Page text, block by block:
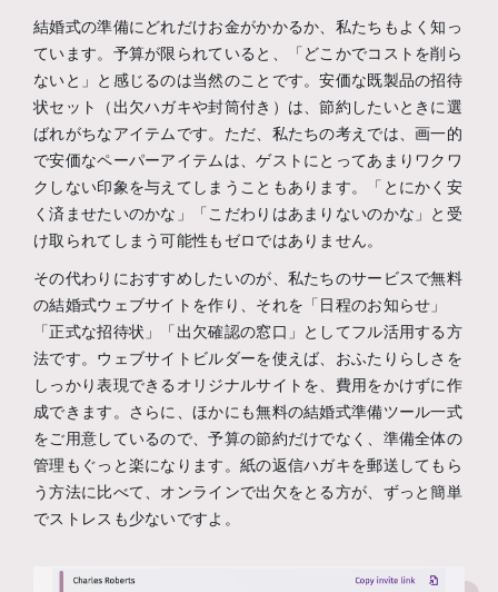
結婚式の準備にどれだけお金がかかるか、私たちもよく知っ
ています。予算が限られていると、「どこかでコストを削ら
ないと」と感じるのは当然のことです。安価な既製品の招待
状セット（出欠ハガキや封筒付き）は、節約したいときに選
ばれがちなアイテムです。ただ、私たちの考えでは、画一的
で安価なペーパーアイテムは、ゲストにとってあまりワクワ
クしない印象を与えてしまうこともあります。「とにかく安
く済ませたいのかな」「こだわりはあまりないのかな」と受
け取られてしまう可能性もゼロではありません。
その代わりにおすすめしたいのが、私たちのサービスで無料
の結婚式ウェブサイトを作り、それを「日程のお知らせ」
「正式な招待状」「出欠確認の窓口」としてフル活用する方
法です。ウェブサイトビルダーを使えば、おふたりらしさを
しっかり表現できるオリジナルサイトを、費用をかけずに作
成できます。さらに、ほかにも無料の結婚式準備ツール一式
をご用意しているので、予算の節約だけでなく、準備全体の
管理もぐっと楽になります。紙の返信ハガキを郵送してもら
う方法に比べて、オンラインで出欠をとる方が、ずっと簡単
でストレスも少ないですよ。